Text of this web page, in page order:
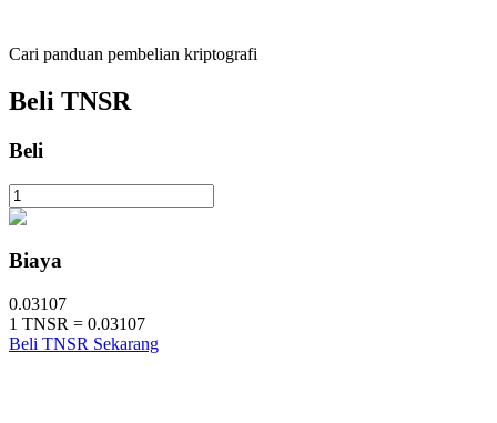
Cari panduan pembelian kriptografi
Beli TNSR
Beli
Biaya
0.03107
1 TNSR = 0.03107
Beli TNSR Sekarang